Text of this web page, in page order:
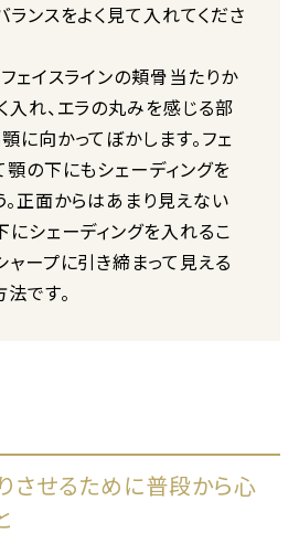
ランスをよく見て入れてくださ
ェイスラインの頬骨当たりか
入れ、エラの丸みを感じる部
に向かってぼかします。フェ
顎の下にもシェーディングを
。正面からはあまり見えない
にシェーディングを入れるこ
ャープに引き締まって見える
です。
させるために普段から心